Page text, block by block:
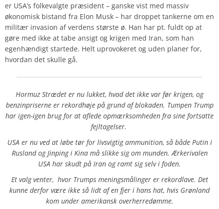
er USA’s folkevalgte præsident – ganske vist med massiv
økonomisk bistand fra Elon Musk – har droppet tankerne om en
militær invasion af verdens største ø. Han har pt. fuldt op at
gøre med ikke at tabe ansigt og krigen med Iran, som han
egenhændigt startede. Helt uprovokeret og uden planer for,
hvordan det skulle gå.
Hormuz Strædet er nu lukket, hvad det ikke var før krigen, og
benzinpriserne er rekordhøje på grund af blokaden. Tumpen Trump
har igen-igen brug for at aflede opmærksomheden fra sine fortsatte
fejltagelser.
USA er nu ved at løbe tør for livsvigtig ammunition, så både Putin i
Rusland og Jinping i Kina må slikke sig om munden. Ærkerivalen
USA har skudt på Iran og ramt sig selv i foden.
Et valg venter, hvor Trumps meningsmålinger er rekordlave. Det
kunne derfor være ikke så lidt af en fjer i hans hat, hvis Grønland
kom under amerikansk overherredømme.